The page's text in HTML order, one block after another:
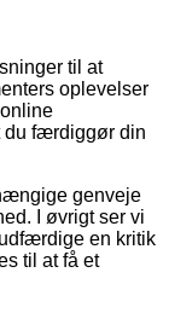
til at
oplevelser
du færdiggør din
genveje
I øvrigt ser vi
en kritik
til at få et